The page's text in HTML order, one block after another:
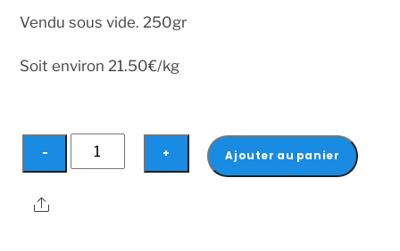
Vendu sous vide. 250gr
Soit environ 21.50€/kg
−
quantité
de
+ Ajouter au panier
Share